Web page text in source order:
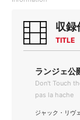
収録
TITLE
ランジェ
Don't Touch
pas la hache
ジャック・リヴ